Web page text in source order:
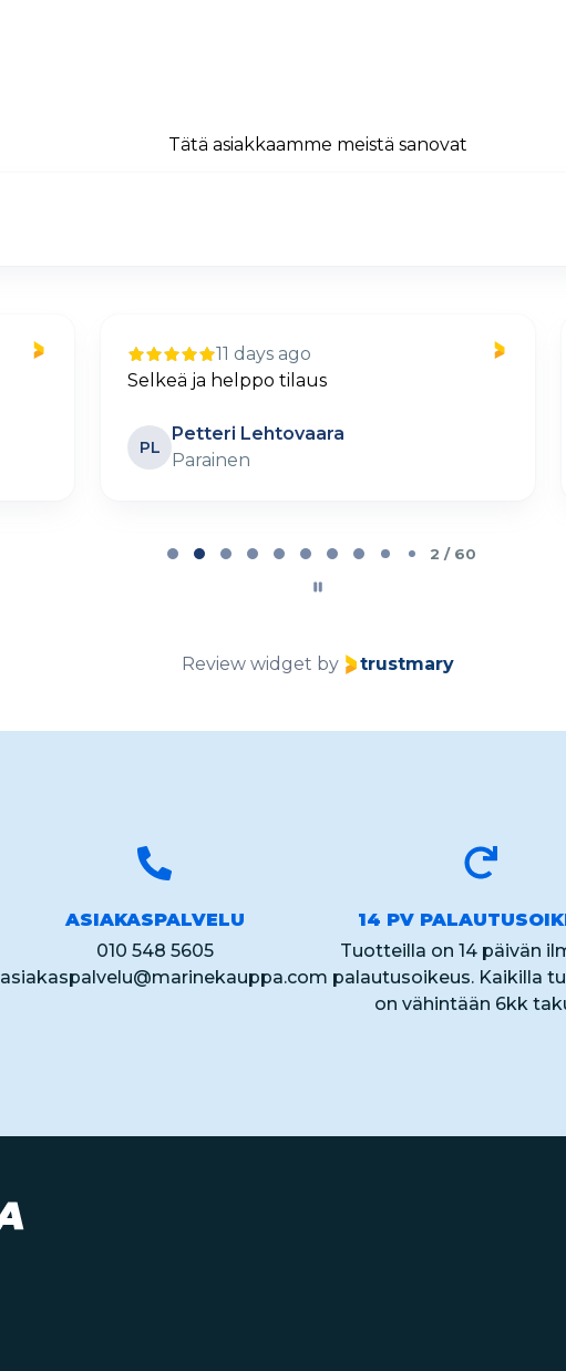
Tätä asiakkaamme meistä sanovat
11 days ago
Selkeä ja helppo tilaus
PL
Petteri Lehtovaara
Parainen
2 / 60
Review widget by trustmary
ASIAKASPALVELU
010 548 5605
asiakaspalvelu@marinekauppa.com
14 PV
Tuotteilla on 14 päivän
palautusoikeus. Kaikilla
on vähintään 6kk